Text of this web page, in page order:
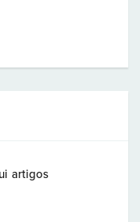
artigos